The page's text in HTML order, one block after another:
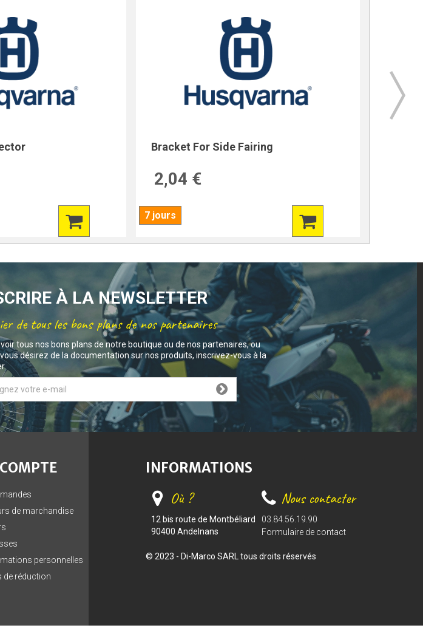
Bracket For Side Fairing
2,04 €
7 jours
À LA NEWSLETTER
de tous les bons plans de nos partenaires
tous nos bons plans de notre boutique ou de nos partenaires, ou
désirez de la documentation sur nos produits, inscrivez-vous à la
de marchandise
personnelles
de réduction
INFORMATIONS
Où ?
12 bis route de Montbéliard
90400 Andelnans
Nous contacter
03.84.56.19.90
Formulaire de contact
© 2023 - Di-Marco SARL tous droits réservés